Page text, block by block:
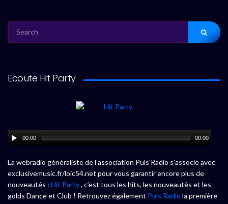
FOR:
Ecoute Hit Party
00:00 00:00
La webradio généraliste de l’association Puls’Radio s’associe avec
exclusivemusic.fr/loic54.net pour vous garantir encore plus de
nouveautés : Hit Party, c’est tous les hits, les nouveautés et les
golds Dance et Club ! Retrouvez également Puls’Radio la première